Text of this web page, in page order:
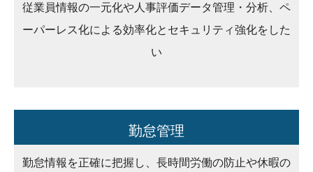
従業員情報の一元化や人事評価データ管理・分析、ペ
ーパーレス化による効率化とセキュリティ強化をした
い
勤怠管理
勤怠情報を正確に把握し、長時間労働の防止や休暇の